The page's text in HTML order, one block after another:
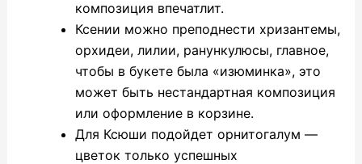
композиция впечатлит.
Ксении можно преподнести хризантемы,
орхидеи, лилии, ранункулюсы, главное,
чтобы в букете была «изюминка», это
может быть нестандартная композиция
или оформление в корзине.
Для Ксюши подойдет орнитогалум —
цветок только успешных